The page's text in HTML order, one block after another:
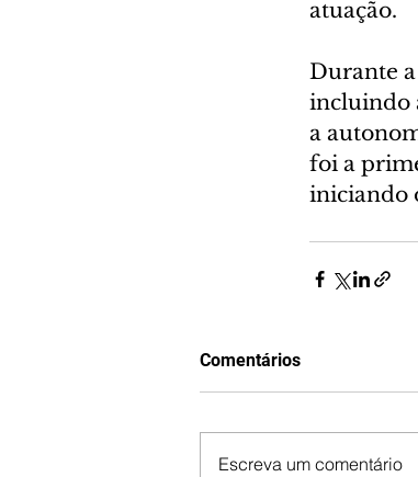
atuação.
Durante
incluindo
a
foi a
iniciando
Comentários
Escreva um comentário